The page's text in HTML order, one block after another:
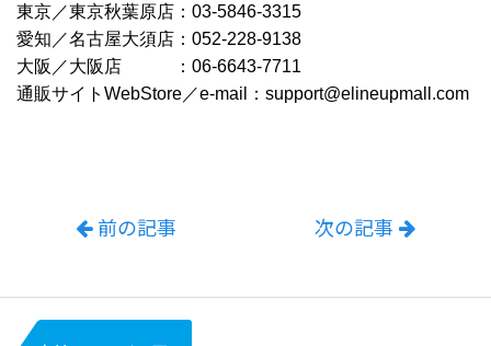
東京／東京秋葉原店：03-5846-3315
愛知／名古屋大須店：052-228-9138
大阪／大阪店 ：06-6643-7711
通販サイトWebStore／e-mail：support@elineupmall.com
前の記事 次の記事